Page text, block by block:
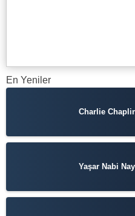
En Yeniler
Charlie
Yaşar Nabi